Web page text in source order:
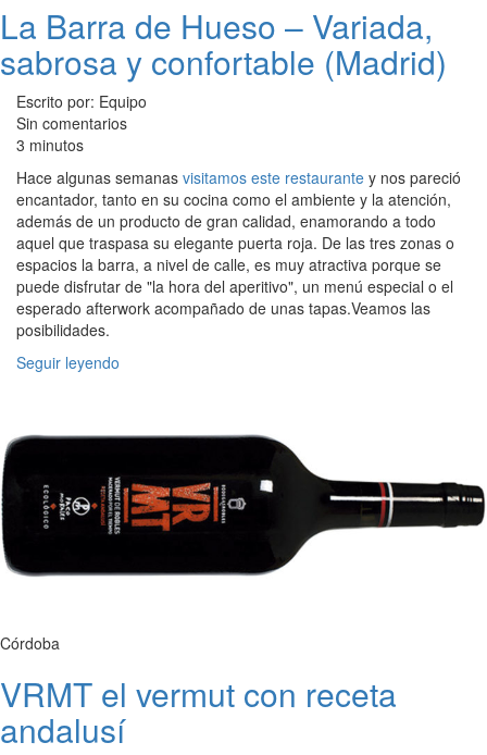
La Barra de Hueso – Variada,
sabrosa y confortable (Madrid)
Escrito por: Equipo
Sin comentarios
3 minutos
Hace algunas semanas visitamos este restaurante y nos pareció
encantador, tanto en su cocina como el ambiente y la atención,
además de un producto de gran calidad, enamorando a todo
aquel que traspasa su elegante puerta roja. De las tres zonas o
espacios la barra, a nivel de calle, es muy atractiva porque se
puede disfrutar de "la hora del aperitivo", un menú especial o el
esperado afterwork acompañado de unas tapas.Veamos las
posibilidades.
Seguir leyendo
Córdoba
VRMT el vermut con receta
andalusí